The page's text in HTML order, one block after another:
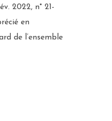
2022, n° 21-
en
de l’ensemble